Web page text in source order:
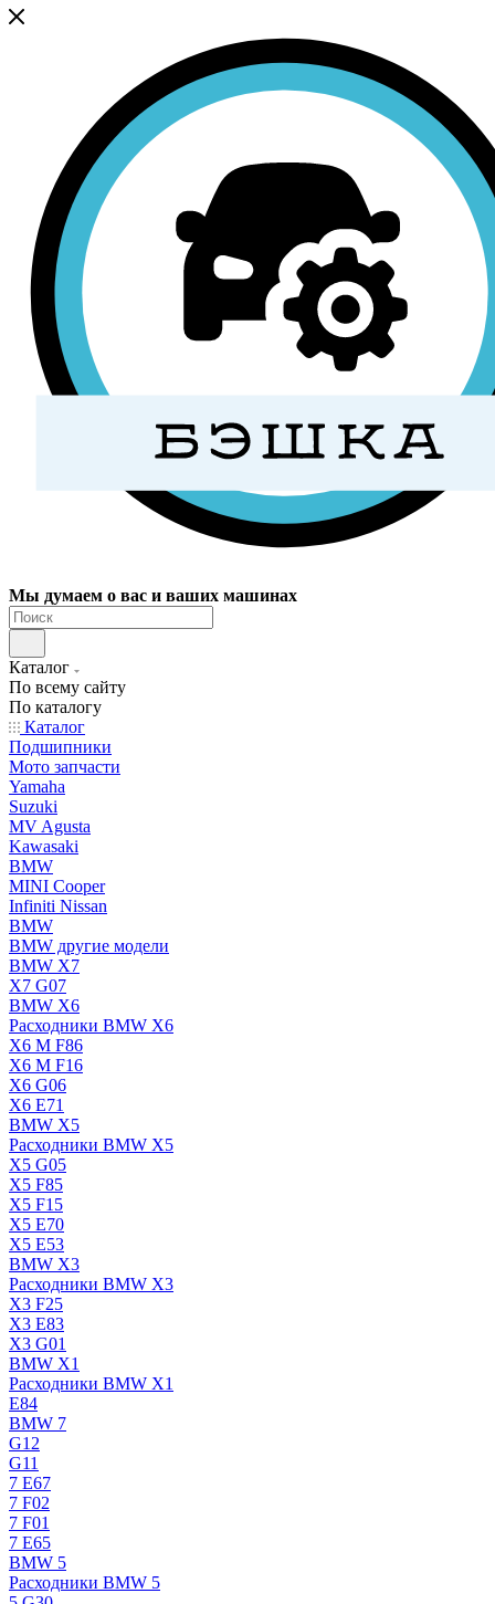
Мы думаем о вас и ваших машинах
Каталог
По всему сайту
По каталогу
Каталог
Подшипники
Мото запчасти
Yamaha
Suzuki
MV Agusta
Kawasaki
BMW
MINI Cooper
Infiniti Nissan
BMW
BMW другие модели
BMW X7
X7 G07
BMW X6
Расходники BMW X6
X6 M F86
X6 M F16
X6 G06
X6 E71
BMW X5
Расходники BMW X5
X5 G05
X5 F85
X5 F15
X5 E70
X5 E53
BMW X3
Расходники BMW X3
X3 F25
X3 E83
X3 G01
BMW X1
Расходники BMW X1
E84
BMW 7
G12
G11
7 Е67
7 F02
7 F01
7 E65
BMW 5
Расходники BMW 5